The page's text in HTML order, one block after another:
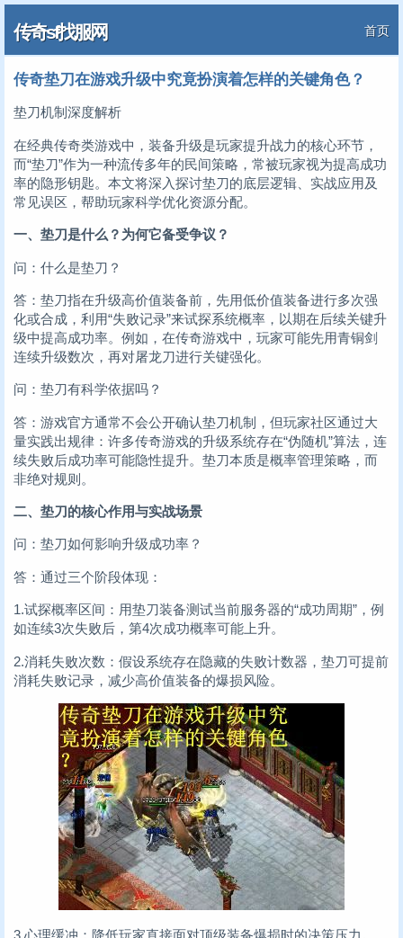
传奇sf找服网 首页
传奇垫刀在游戏升级中究竟扮演着怎样的关键角色？
垫刀机制深度解析
在经典传奇类游戏中，装备升级是玩家提升战力的核心环节，
而“垫刀”作为一种流传多年的民间策略，常被玩家视为提高成功
率的隐形钥匙。本文将深入探讨垫刀的底层逻辑、实战应用及
常见误区，帮助玩家科学优化资源分配。
一、垫刀是什么？为何它备受争议？
问：什么是垫刀？
答：垫刀指在升级高价值装备前，先用低价值装备进行多次强
化或合成，利用“失败记录”来试探系统概率，以期在后续关键升
级中提高成功率。例如，在传奇游戏中，玩家可能先用青铜剑
连续升级数次，再对屠龙刀进行关键强化。
问：垫刀有科学依据吗？
答：游戏官方通常不会公开确认垫刀机制，但玩家社区通过大
量实践出规律：许多传奇游戏的升级系统存在“伪随机”算法，连
续失败后成功率可能隐性提升。垫刀本质是概率管理策略，而
非绝对规则。
二、垫刀的核心作用与实战场景
问：垫刀如何影响升级成功率？
答：通过三个阶段体现：
1.试探概率区间：用垫刀装备测试当前服务器的“成功周期”，例
如连续3次失败后，第4次成功概率可能上升。
2.消耗失败次数：假设系统存在隐藏的失败计数器，垫刀可提前
消耗失败记录，减少高价值装备的爆损风险。